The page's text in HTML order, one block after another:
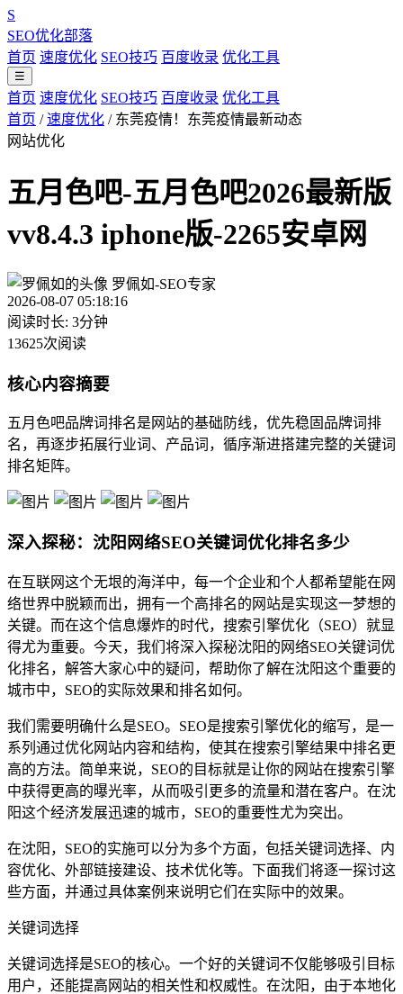
S
SEO优化部落
首页 速度优化 SEO技巧 百度收录 优化工具
☰
首页 速度优化 SEO技巧 百度收录 优化工具
首页 / 速度优化 / 东莞疫情！东莞疫情最新动态
网站优化
五月色吧-五月色吧2026最新版
vv8.4.3 iphone版-2265安卓网
罗佩如-SEO专家
2026-08-07 05:18:16
阅读时长: 3分钟
13625次阅读
核心内容摘要
五月色吧品牌词排名是网站的基础防线，优先稳固品牌词排
名，再逐步拓展行业词、产品词，循序渐进搭建完整的关键词
排名矩阵。
深入探秘：沈阳网络SEO关键词优化排名多少
在互联网这个无垠的海洋中，每一个企业和个人都希望能在网
络世界中脱颖而出，拥有一个高排名的网站是实现这一梦想的
关键。而在这个信息爆炸的时代，搜索引擎优化（SEO）就显
得尤为重要。今天，我们将深入探秘沈阳的网络SEO关键词优
化排名，解答大家心中的疑问，帮助你了解在沈阳这个重要的
城市中，SEO的实际效果和排名如何。
我们需要明确什么是SEO。SEO是搜索引擎优化的缩写，是一
系列通过优化网站内容和结构，使其在搜索引擎结果中排名更
高的方法。简单来说，SEO的目标就是让你的网站在搜索引擎
中获得更高的曝光率，从而吸引更多的流量和潜在客户。在沈
阳这个经济发展迅速的城市，SEO的重要性尤为突出。
在沈阳，SEO的实施可以分为多个方面，包括关键词选择、内
容优化、外部链接建设、技术优化等。下面我们将逐一探讨这
些方面，并通过具体案例来说明它们在实际中的效果。
关键词选择
关键词选择是SEO的核心。一个好的关键词不仅能够吸引目标
用户，还能提高网站的相关性和权威性。在沈阳，由于本地化